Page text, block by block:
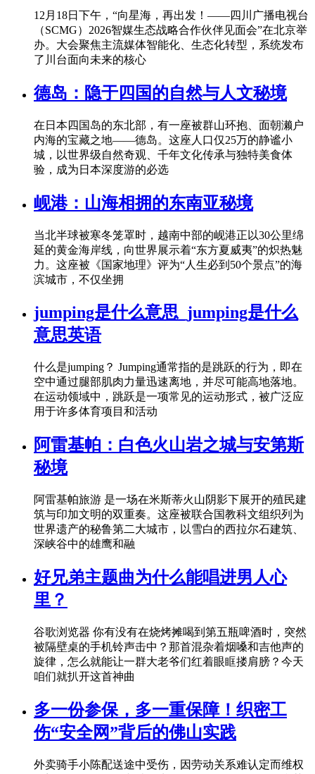
12月18日下午，“向星海，再出发！——四川广播电视台
（SCMG）2026智媒生态战略合作伙伴见面会”在北京举
办。大会聚焦主流媒体智能化、生态化转型，系统发布
了川台面向未来的核心
德岛：隐于四国的自然与人文秘境
在日本四国岛的东北部，有一座被群山环抱、面朝濑户
内海的宝藏之地——德岛。这座人口仅25万的静谧小
城，以世界级自然奇观、千年文化传承与独特美食体
验，成为日本深度游的必选
岘港：山海相拥的东南亚秘境
当北半球被寒冬笼罩时，越南中部的岘港正以30公里绵
延的黄金海岸线，向世界展示着“东方夏威夷”的炽热魅
力。这座被《国家地理》评为“人生必到50个景点”的海
滨城市，不仅坐拥
jumping是什么意思_jumping是什么
意思英语
什么是jumping？ Jumping通常指的是跳跃的行为，即在
空中通过腿部肌肉力量迅速离地，并尽可能高地落地。
在运动领域中，跳跃是一项常见的运动形式，被广泛应
用于许多体育项目和活动
阿雷基帕：白色火山岩之城与安第斯
秘境
阿雷基帕旅游 是一场在米斯蒂火山阴影下展开的殖民建
筑与印加文明的双重奏。这座被联合国教科文组织列为
世界遗产的秘鲁第二大城市，以雪白的西拉尔石建筑、
深峡谷中的雄鹰和融
好兄弟主题曲为什么能唱进男人心
里？
谷歌浏览器 你有没有在烧烤摊喝到第五瓶啤酒时，突然
被隔壁桌的手机铃声击中？那首混杂着烟嗓和吉他声的
旋律，怎么就能让一群大老爷们红着眼眶搂肩膀？今天
咱们就扒开这首神曲
多一份参保，多一重保障！织密工
伤“安全网”背后的佛山实践
外卖骑手小陈配送途中受伤，因劳动关系难认定而维权